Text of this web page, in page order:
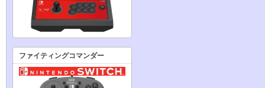
ファイティングコマンダー